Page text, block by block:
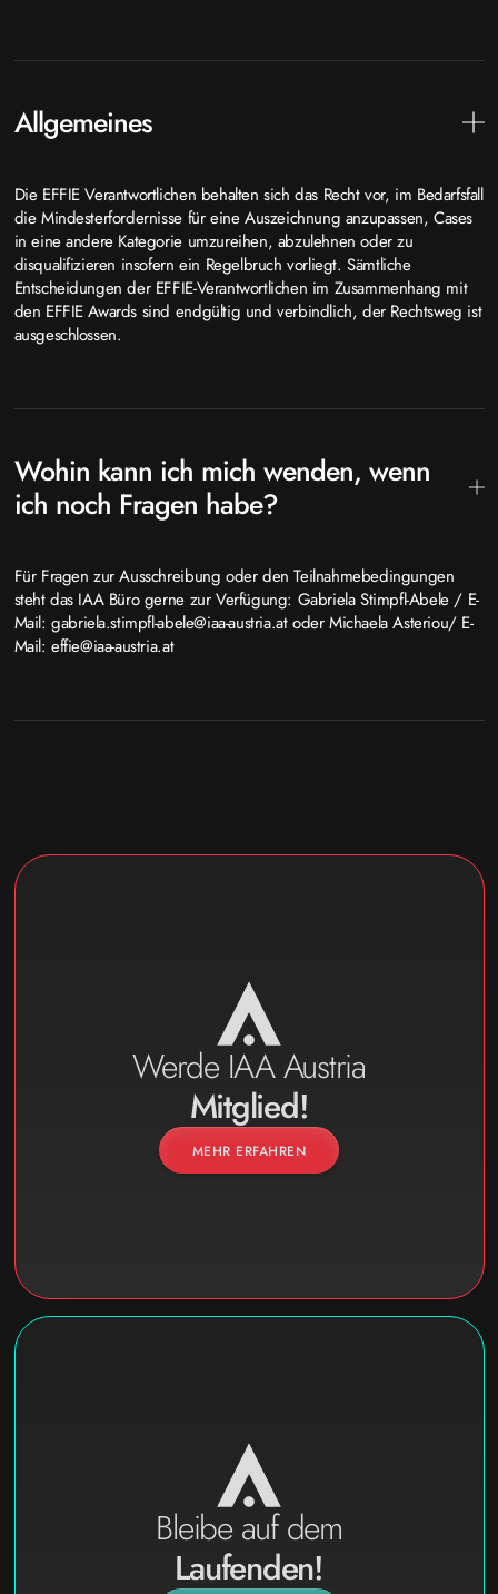
Allgemeines
Die EFFIE Verantwortlichen behalten sich das Recht vor, im Bedarfsfall
die Mindesterfordernisse für eine Auszeichnung anzupassen, Cases
in eine andere Kategorie umzureihen, abzulehnen oder zu
disqualifizieren insofern ein Regelbruch vorliegt. Sämtliche
Entscheidungen der EFFIE-Verantwortlichen im Zusammenhang mit
den EFFIE Awards sind endgültig und verbindlich, der Rechtsweg ist
ausgeschlossen.
Wohin kann ich mich wenden, wenn
ich noch Fragen habe?
Für Fragen zur Ausschreibung oder den Teilnahmebedingungen
steht das IAA Büro gerne zur Verfügung: Gabriela Stimpfl-Abele / E-
Mail: gabriela.stimpfl-abele@iaa-austria.at oder Michaela Asteriou/ E-
Mail: effie@iaa-austria.at
Werde IAA Austria
Mitglied!
MEHR ERFAHREN
Bleibe auf dem
Laufenden!